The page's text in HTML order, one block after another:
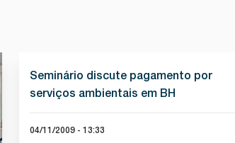
Seminário discute pagamento por
serviços ambientais em BH
04/11/2009 - 13:33